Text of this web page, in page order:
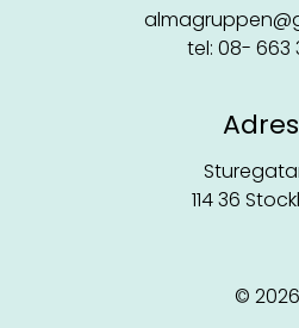
tel: 08- 663
114 36
© 2026